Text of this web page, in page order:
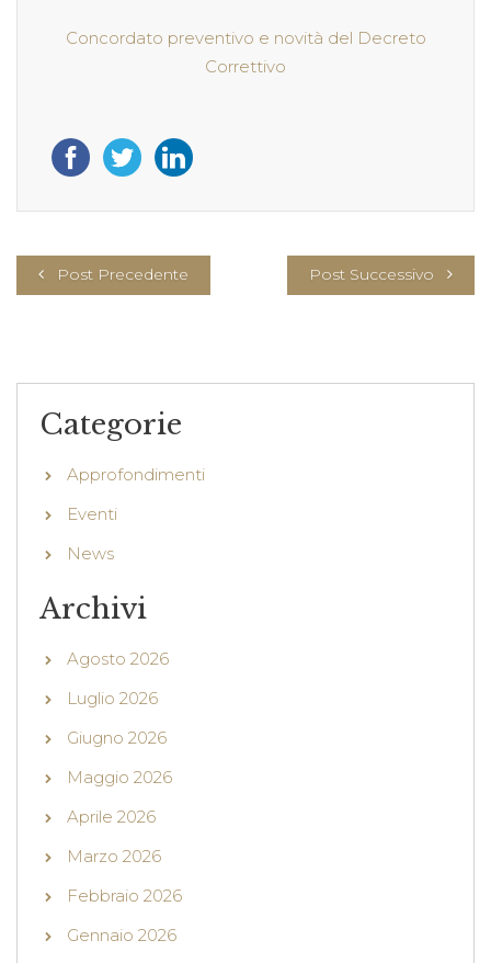
Concordato preventivo e novità del Decreto
Correttivo
Post Precedente Post Successivo
Categorie
Approfondimenti
Eventi
News
Archivi
Agosto 2026
Luglio 2026
Giugno 2026
Maggio 2026
Aprile 2026
Marzo 2026
Febbraio 2026
Gennaio 2026